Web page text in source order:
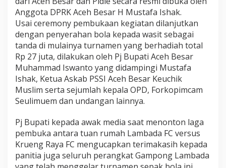
Anggota DPRK Aceh Besar H Mustafa Ishak.
Usai ceremony pembukaan kegiatan dilanjutkan
dengan penyerahan bola kepada wasit sebagai
tanda di mulainya turnamen yang berhadiah total
Rp 27 juta, dilakukan oleh Pj Bupati Aceh Besar
Muhammad Iswanto yang didampingi Mustafa
Ishak, Ketua Askab PSSI Aceh Besar Keuchik
Muslim serta sejumlah kepala OPD, Forkopimcam
Seulimuem dan undangan lainnya.
Pj Bupati kepada awak media saat menonton laga
pembuka antara tuan rumah Lambada FC versus
Krueng Raya FC mengucapkan terimakasih kepada
panitia juga seluruh perangkat Gampong Lambada